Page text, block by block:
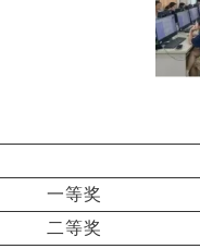
一等奖
二等奖